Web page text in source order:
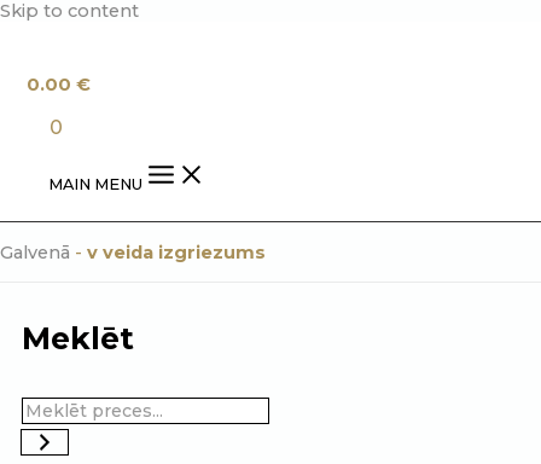
Skip to content
0.00 €
0
MAIN MENU
Galvenā - v veida izgriezums
Meklēt